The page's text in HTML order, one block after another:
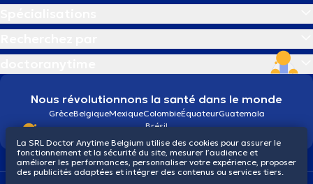
Nous révolutionnons la santé dans le monde
GrèceBelgiqueMexiqueColombieÉquateurGuatemala
Brésil
La SRL Doctor Anytime Belgium utilise des cookies pour assurer le
fonctionnement et la sécurité du site, mesurer l’audience et
améliorer les performances, personnaliser votre expérience, proposer
des publicités adaptées et intégrer des contenus ou services tiers.